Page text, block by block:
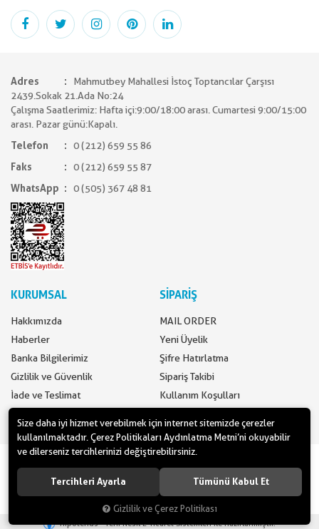
Adres
Mahmutbey Mahallesi İstoç Toptancılar Çarşısı
2439.Sokak 21.Ada No:24
Çalışma Saatlerimiz: Hafta içi:9:00/18:00 arası. Cumartesi 9:00/15:00
arası. Pazar günü:Kapalı.
Telefon
0 (212) 659 55 86
Faks
0 (212) 659 55 87
WhatsApp
0 (505) 367 48 81
KURUMSAL
Hakkımızda
Haberler
Banka Bilgilerimiz
Gizlilik ve Güvenlik
İade ve Teslimat
SİPARİŞ
MAIL ORDER
Yeni Üyelik
Şifre Hatırlatma
Sipariş Takibi
Kullanım Koşulları
www.yilbasimalzemeleri.com - www.partidolu.com bir Pandoli Parti
Kuruluşudur. © 2018 Pandoli Parti Malzemeleri Tüm hakları saklıdır.
Hipotenüs Yeni Nesil E-Ticaret Sistemleri ile Hazırlanmıştır.
Size daha iyi hizmet verebilmek için internet sitemizde çerezler
kullanılmaktadır. Çerez Politikaları Aydınlatma Metni’ni okuyabilir
ve dilerseniz tercihlerinizi değiştirebilirsiniz.
Tercihleri Ayarla Tümünü Kabul Et
Gizlilik ve Çerez Politikası